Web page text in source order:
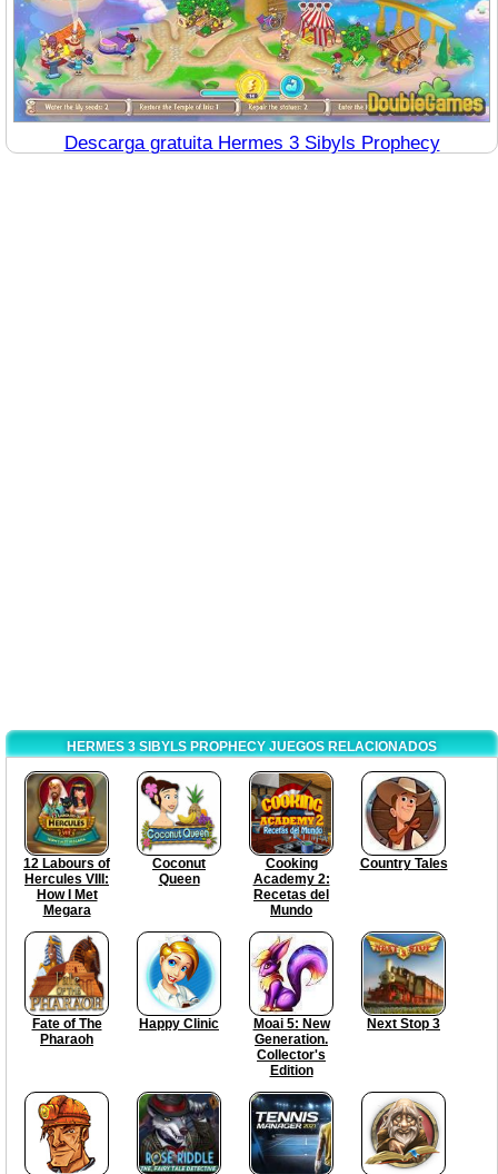
Descarga gratuita Hermes 3 Sibyls Prophecy
HERMES 3 SIBYLS PROPHECY JUEGOS RELACIONADOS
12 Labours of
Hercules VIII:
How I Met
Megara
Coconut
Queen
Cooking
Academy 2:
Recetas del
Mundo
Country Tales
Fate of The
Pharaoh
Happy Clinic
Moai 5: New
Generation.
Collector's
Edition
Next Stop 3